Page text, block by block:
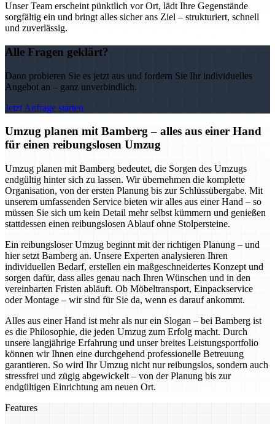
Unser Team erscheint pünktlich vor Ort, lädt Ihre Gegenstände
sorgfältig ein und bringt alles sicher ans Ziel – strukturiert, schnell
und zuverlässig.
Alle Fragen geklärt?
Dann probieren Sie es jetzt aus und fordern Sie Ihr individuelles
Angebot an – ganz unverbindlich.
Jetzt Anfrage starten
Umzug planen mit Bamberg – alles aus einer Hand
für einen reibungslosen Umzug
Umzug planen mit Bamberg bedeutet, die Sorgen des Umzugs
endgültig hinter sich zu lassen. Wir übernehmen die komplette
Organisation, von der ersten Planung bis zur Schlüssübergabe. Mit
unserem umfassenden Service bieten wir alles aus einer Hand – so
müssen Sie sich um kein Detail mehr selbst kümmern und genießen
stattdessen einen reibungslosen Ablauf ohne Stolpersteine.
Ein reibungsloser Umzug beginnt mit der richtigen Planung – und
hier setzt Bamberg an. Unsere Experten analysieren Ihren
individuellen Bedarf, erstellen ein maßgeschneidertes Konzept und
sorgen dafür, dass alles genau nach Ihren Wünschen und in den
vereinbarten Fristen abläuft. Ob Möbeltransport, Einpackservice
oder Montage – wir sind für Sie da, wenn es darauf ankommt.
Alles aus einer Hand ist mehr als nur ein Slogan – bei Bamberg ist
es die Philosophie, die jeden Umzug zum Erfolg macht. Durch
unsere langjährige Erfahrung und unser breites Leistungsportfolio
können wir Ihnen eine durchgehend professionelle Betreuung
garantieren. So wird Ihr Umzug nicht nur reibungslos, sondern auch
stressfrei und zügig abgewickelt – von der Planung bis zur
endgültigen Einrichtung am neuen Ort.
Features